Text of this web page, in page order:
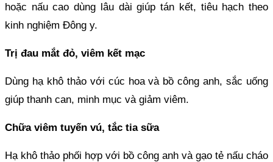
hoặc nấu cao dùng lâu dài giúp tán kết, tiêu hạch theo
kinh nghiệm Đông y.
Trị đau mắt đỏ, viêm kết mạc
Dùng hạ khô thảo với cúc hoa và bồ công anh, sắc uống
giúp thanh can, minh mục và giảm viêm.
Chữa viêm tuyến vú, tắc tia sữa
Hạ khô thảo phối hợp với bồ công anh và gạo tẻ nấu cháo